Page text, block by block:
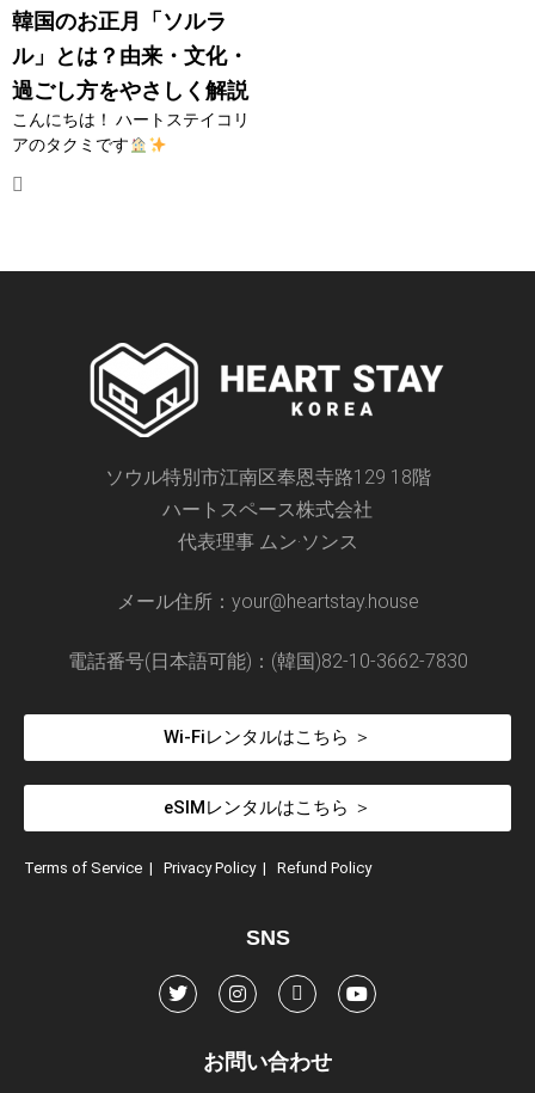
韓国のお正月「ソルラ
ル」とは？由来・文化・
過ごし方をやさしく解説
こんにちは！ ハートステイコリ
アのタクミです
ソウル特別市江南区奉恩寺路129 18階
ハートスペース株式会社
代表理事 ムン·ソンス
メール住所：your@heartstay.house
電話番号(日本語可能)：(韓国)82-10-3662-7830
Wi-Fiレンタルはこちら ＞
eSIMレンタルはこちら ＞
Terms of Service | Privacy Policy | Refund Policy
SNS
お問い合わせ